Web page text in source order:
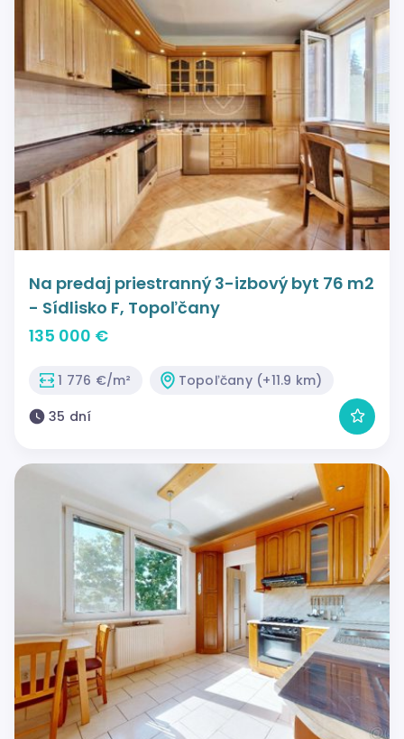
Na predaj priestranný 3-izbový byt 76 m2
- Sídlisko F, Topoľčany
135 000 €
1 776 €/m²
Topoľčany (+11.9 km)
35 dní